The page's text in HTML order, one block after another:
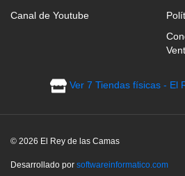
Canal de Youtube
Ver 7 Tiendas físicas - El
© 2026 El Rey de las Camas
Desarrollado por softwareinformatico.com